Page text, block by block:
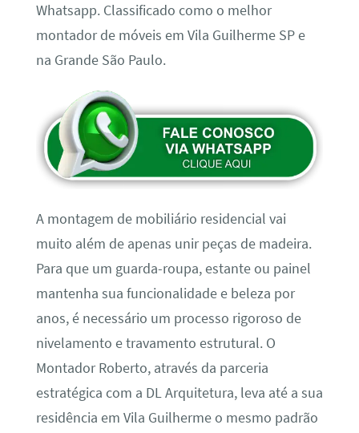
Whatsapp. Classificado como o melhor
montador de móveis em Vila Guilherme SP e
na Grande São Paulo.
A montagem de mobiliário residencial vai
muito além de apenas unir peças de madeira.
Para que um guarda-roupa, estante ou painel
mantenha sua funcionalidade e beleza por
anos, é necessário um processo rigoroso de
nivelamento e travamento estrutural. O
Montador Roberto, através da parceria
estratégica com a DL Arquitetura, leva até a sua
residência em Vila Guilherme o mesmo padrão